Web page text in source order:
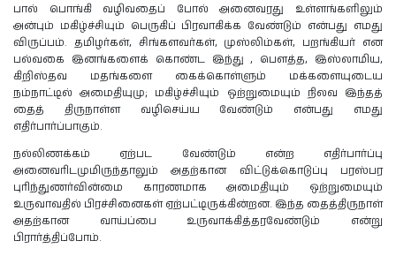
பால் பொங்கி வழிவதைப் போல் அனைவரது உள்ளங்களிலும்
அன்பும் மகிழ்ச்சியும் பெருகிப் பிரவாகிக்க வேண்டும் என்பது எமது
விருப்பம். தமிழர்கள், சிங்களவர்கள், முஸ்லிம்கள், பறங்கியர் என
பல்வகை இனங்களைக் கொண்ட இந்து , பௌத்த, இஸ்லாமிய,
கிறிஸ்தவ மதங்களை கைக்கொள்ளும் மக்களையுடைய
நம்நாட்டில் அமைதியுமு; மகிழ்ச்சியும் ஒற்றுமையும் நிலவ இந்தத்
தைத் திருநாள்ள வழிசெய்ய வேண்டும் என்பது எமது
எதிர்பார்ப்பாகும்.
நல்லிணக்கம் ஏற்பட வேண்டும் என்ற எதிர்பார்ப்பு
அனைவரிடமுமிருந்தாலும் அதற்கான விட்டுக்கொடுப்பு பரஸ்பர
புரிந்துணர்வின்மை காரணமாக அமைதியும் ஒற்றுமையும்
உருவாவதில் பிரச்சினைகள் ஏற்பட்டிருக்கின்றன. இந்த தைத்திருநாள்
அதற்கான வாய்ப்பை உருவாக்கித்தரவேண்டும் என்று
பிரார்த்திப்போம்.